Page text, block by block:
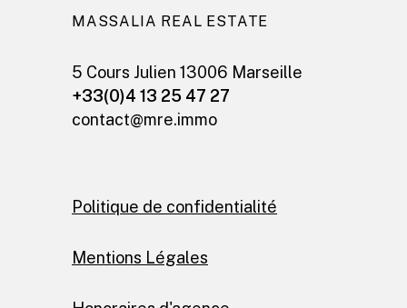
MASSALIA REAL ESTATE
5 Cours Julien 13006 Marseille
+33(0)4 13 25 47 27
contact@mre.immo
Politique de confidentialité
Mentions Légales